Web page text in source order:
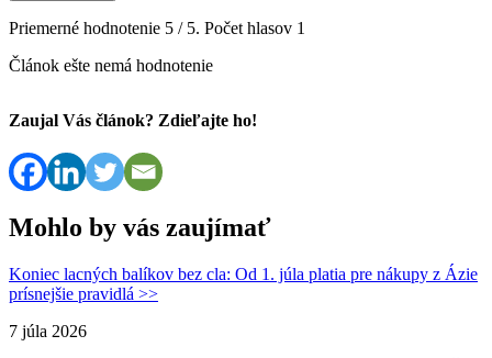
Priemerné hodnotenie 5 / 5. Počet hlasov 1
Článok ešte nemá hodnotenie
Zaujal Vás článok? Zdieľajte ho!
Mohlo by vás zaujímať
Koniec lacných balíkov bez cla: Od 1. júla platia pre nákupy z Ázie
prísnejšie pravidlá >>
7 júla 2026